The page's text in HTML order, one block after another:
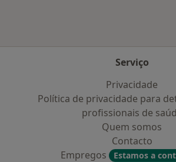
Serviço
Privacidade
Política de privacidade para
profissionais de
Quem somos
Contacto
Empregos
Estamos a